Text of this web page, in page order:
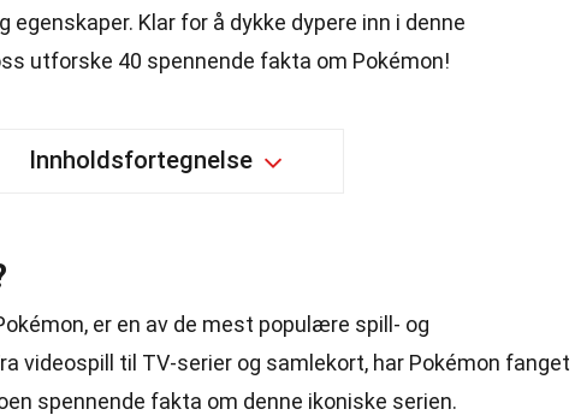
egenskaper. Klar for å dykke dypere inn i denne
utforske 40 spennende fakta om Pokémon!
Innholdsfortegnelse
er en av de mest populære spill- og
videospill til TV-serier og samlekort, har Pokémon fanget
spennende fakta om denne ikoniske serien.